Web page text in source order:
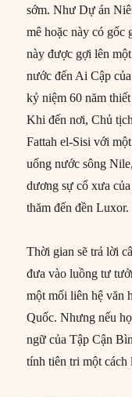
sớm. Như Dự án
mê hoặc này có gốc
này được gợi lên
nước đến Ai Cập
kỷ niệm 60 năm
Khi đến nơi, Chủ
Fattah el-Sisi với
uống nước sông
dương sự cổ xưa
thăm đến đền Luxor.
Thời gian sẽ trả lời
đưa vào luồng tư
một mối liên hệ văn
Quốc. Nhưng nếu
ngữ của Tập Cận
tính tiên tri một cách